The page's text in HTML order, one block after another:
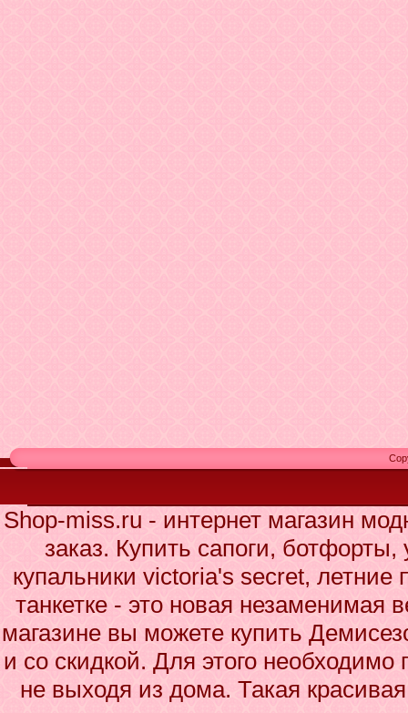
Shop-miss.ru - интернет магазин
заказ. Купить сапоги,
купальники victoria's secret,
танкетке - это новая
магазине вы можете купить
и со скидкой. Для этого
не выходя из дома. Такая